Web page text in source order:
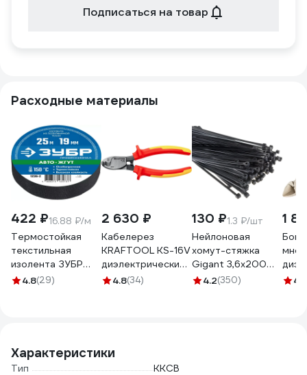
Подписаться на товар
Расходные материалы
422 ₽16.88 ₽/м
Термостойкая
текстильная
изолента ЗУБР
Авто-Жгут 19 мм х
4.8(29)
2 630 ₽
Кабелерез
KRAFTOOL KS-16V
диэлектрический,
23333-16V
4.8(34)
130 ₽1.3 ₽/шт
Нейлоновая
хомут-стяжка
Gigant 3,6х200
черный, 100 шт
4.2(350)
1
4.9
Характеристики
Тип
ККСВ